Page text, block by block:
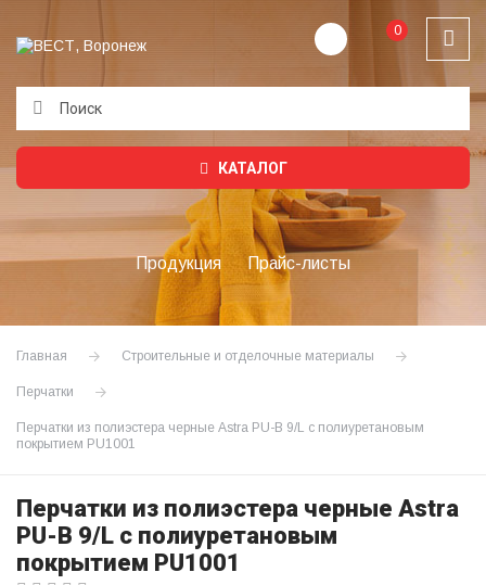
0
КАТАЛОГ
Продукция Прайс-листы
Главная Строительные и отделочные материалы
Перчатки
Перчатки из полиэстера черные Astra PU-B 9/L с полиуретановым
покрытием PU1001
Перчатки из полиэстера черные Astra
PU-B 9/L с полиуретановым
покрытием PU1001